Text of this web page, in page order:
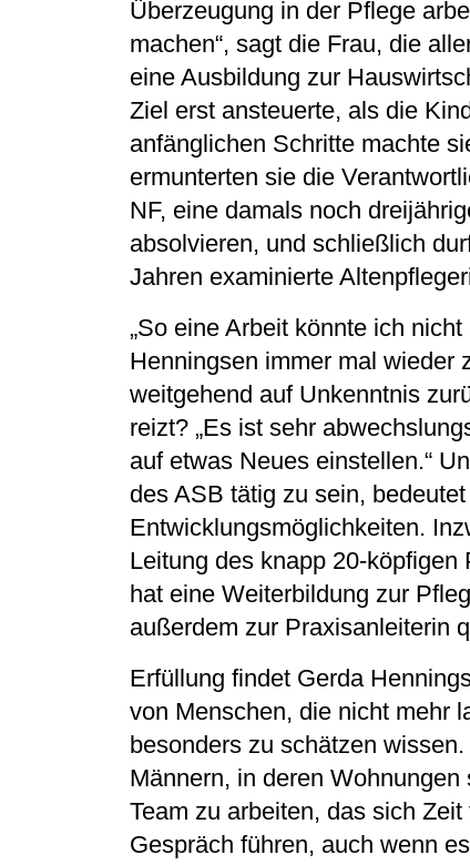
Überzeugung in der Pflege
machen“, sagt die Frau, die
eine Ausbildung zur
Ziel erst ansteuerte, als die
anfänglichen Schritte machte
ermunterten sie die
NF, eine damals noch
absolvieren, und schließlich
Jahren examinierte
„So eine Arbeit könnte ich
Henningsen immer mal wieder
weitgehend auf Unkenntnis
reizt? „Es ist sehr
auf etwas Neues einstellen.“
des ASB tätig zu sein,
Entwicklungsmöglichkeiten.
Leitung des knapp 20-
hat eine Weiterbildung zur
außerdem zur Praxisanleiterin
Erfüllung findet Gerda
von Menschen, die nicht mehr
besonders zu schätzen
Männern, in deren
Team zu arbeiten, das sich
Gespräch führen, auch wenn